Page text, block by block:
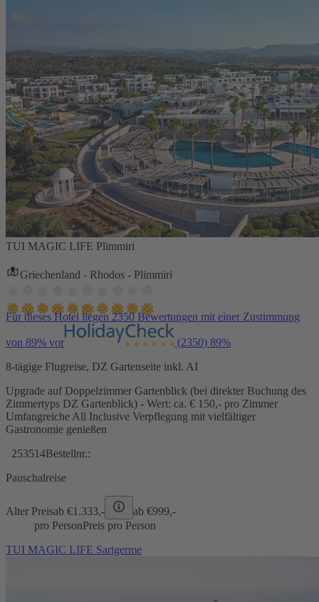
TUI MAGIC LIFE Plimmiri
Griechenland - Rhodos - Plimmiri
Für dieses Hotel liegen 2350 Bewertungen mit einer Zustimmung
von 89% vor (2350) 89%
8-tägige Flugreise, DZ Gartenseite inkl. AI
Upgrade auf Doppelzimmer Gartenblick (bei direkter Buchung des
Zimmertyps DZ Gartenblick) - Wert: ca. € 150,- pro Zimmer
Umfangreiche All Inclusive Verpflegung mit vielfältiger
Gastronomie genießen
253514Bestellnr.:
Pauschalreise
Alter Preisab €1.333,- ab €999,-
pro PersonPreis pro Person
TUI MAGIC LIFE Sarigerme